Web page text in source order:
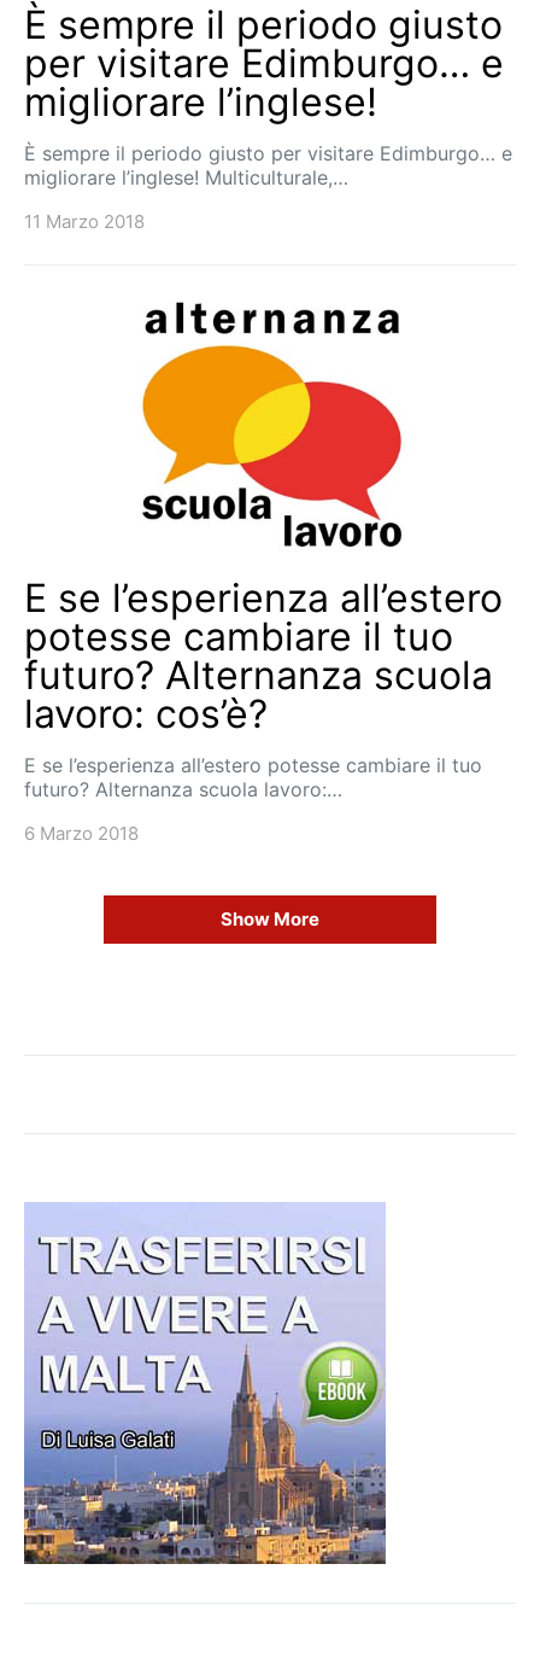
È sempre il periodo giusto
per visitare Edimburgo… e
migliorare l’inglese!
È sempre il periodo giusto per visitare Edimburgo… e
migliorare l’inglese! Multiculturale,…
11 Marzo 2018
E se l’esperienza all’estero
potesse cambiare il tuo
futuro? Alternanza scuola
lavoro: cos’è?
E se l’esperienza all’estero potesse cambiare il tuo
futuro? Alternanza scuola lavoro:…
6 Marzo 2018
Show More